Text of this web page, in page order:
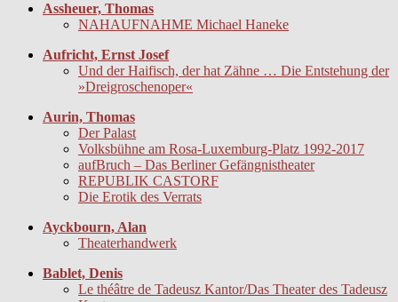
Assheuer, Thomas
NAHAUFNAHME Michael Haneke
Aufricht, Ernst Josef
Und der Haifisch, der hat Zähne … Die Entstehung der
»Dreigroschenoper«
Aurin, Thomas
Der Palast
Volksbühne am Rosa-Luxemburg-Platz 1992-2017
aufBruch – Das Berliner Gefängnistheater
REPUBLIK CASTORF
Die Erotik des Verrats
Ayckbourn, Alan
Theaterhandwerk
Bablet, Denis
Le théâtre de Tadeusz Kantor/Das Theater des Tadeusz